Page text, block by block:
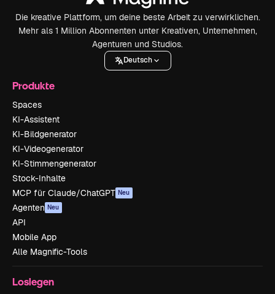
Die kreative Plattform, um deine beste Arbeit zu verwirklichen.
Mehr als 1 Million Abonnenten unter Kreativen, Unternehmen,
Agenturen und Studios.
Deutsch
Produkte
Spaces
KI-Assistent
KI-Bildgenerator
KI-Videogenerator
KI-Stimmengenerator
Stock-Inhalte
MCP für Claude/ChatGPT Neu
Agenten Neu
API
Mobile App
Alle Magnific-Tools
Loslegen